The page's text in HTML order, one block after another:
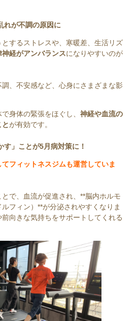
が不調の原因に
するストレスや、寒暖差、生活リズ
神経がアンバランスになりやすいのが
、不安感など、心身にさまざまな影
身体の緊張をほぐし、 神経や血流の
が有効です。
」ことが5月病対策に！
フィットネスジムも運営していま
で、血流が促進され、**脳内ホルモ
フィン）**が分泌されやすくなりま
向きな気持ちをサポートしてくれる